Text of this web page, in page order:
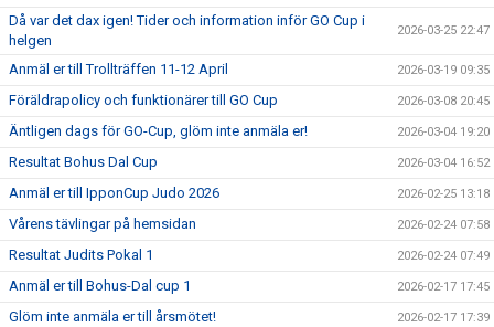
Då var det dax igen! Tider och information inför GO Cup i
helgen
2026-03-25 22:47
Anmäl er till Trollträffen 11-12 April 2026-03-19 09:35
Föräldrapolicy och funktionärer till GO Cup 2026-03-08 20:45
Äntligen dags för GO-Cup, glöm inte anmäla er! 2026-03-04 19:20
Resultat Bohus Dal Cup 2026-03-04 16:52
Anmäl er till IpponCup Judo 2026 2026-02-25 13:18
Vårens tävlingar på hemsidan 2026-02-24 07:58
Resultat Judits Pokal 1 2026-02-24 07:49
Anmäl er till Bohus-Dal cup 1 2026-02-17 17:45
Glöm inte anmäla er till årsmötet! 2026-02-17 17:39